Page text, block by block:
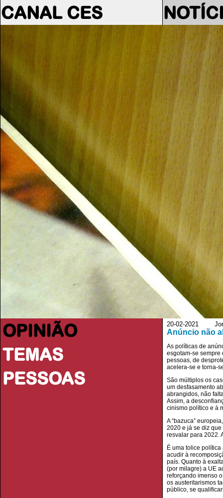
CANAL CES
OPINIÃO
TEMAS
PESSOAS
20-02-2021
Anúncio não
As políticas de
esgotam-se sempre
pessoas, de
acelera-se e torna-
São múltiplos os
um desfasamento
abrangidos, não
Assim, a
cinismo político e à
A “bazuca”
2020 e já se diz que
resvalar para 2022.
É uma tolice
acudir à
país. Quanto à
(por milagre) a UE
reforçando imenso
os austeritarismos
público, se